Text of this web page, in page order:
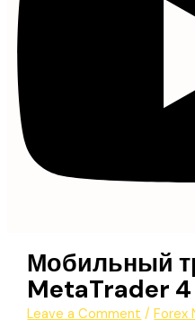
Мобильный
MetaTrader 4
Leave a Comment /Forex